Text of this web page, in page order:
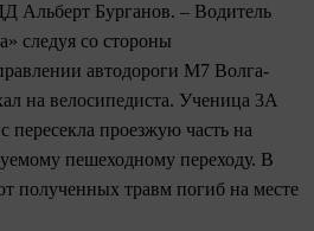
Альберт Бурганов. – Водитель
следуя со стороны
автодороги М7 Волга-
на велосипедиста. Ученица 3А
проезжую часть на
пешеходному переходу. В
полученных травм погиб на месте